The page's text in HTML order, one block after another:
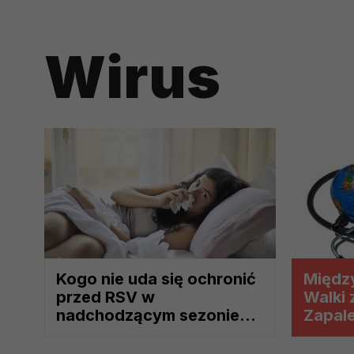
Wirus
Kogo nie uda się ochronić
przed RSV w
nadchodzącym sezonie
Walki
C